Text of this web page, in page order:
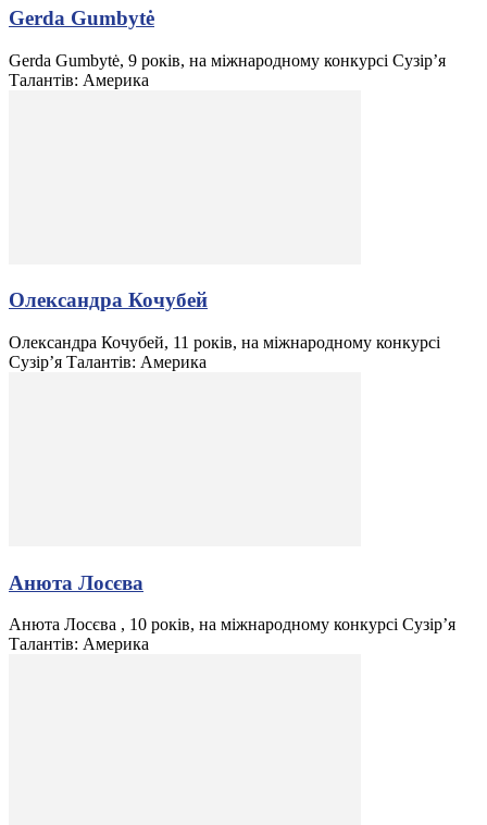
Gerda Gumbytė
Gerda Gumbytė, 9 років, на міжнародному конкурсі Сузір’я
Талантів: Америка
Олександра Кочубей
Олександра Кочубей, 11 років, на міжнародному конкурсі
Сузір’я Талантів: Америка
Анюта Лосєва
Анюта Лосєва , 10 років, на міжнародному конкурсі Сузір’я
Талантів: Америка